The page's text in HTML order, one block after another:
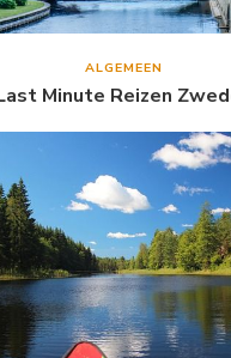
ALGEMEEN
Minute Reizen